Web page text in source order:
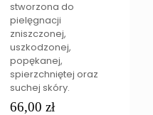
stworzona do
pielęgnacji
zniszczonej,
uszkodzonej,
popękanej,
spierzchniętej oraz
suchej skóry.
66,00 zł